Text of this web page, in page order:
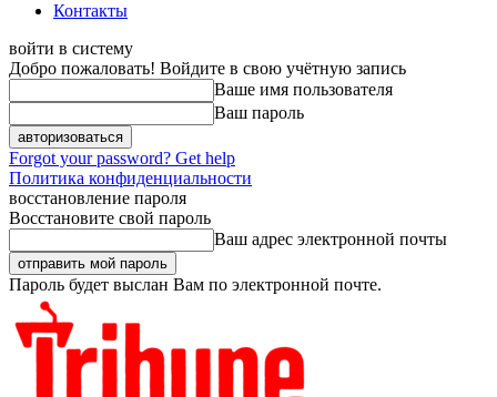
Контакты
войти в систему
Добро пожаловать! Войдите в свою учётную запись
Ваше имя пользователя
Ваш пароль
Forgot your password? Get help
Политика конфиденциальности
восстановление пароля
Восстановите свой пароль
Ваш адрес электронной почты
Пароль будет выслан Вам по электронной почте.